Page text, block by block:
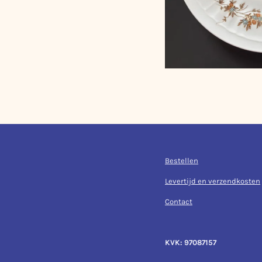
Bestellen
Levertijd en verzendkosten
Contact
KVK: 97087157